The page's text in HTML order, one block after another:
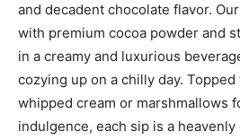
and decadent chocolate flavor.
with premium cocoa powder and
in a creamy and luxurious
cozying up on a chilly day.
whipped cream or marshmallows
indulgence, each sip is a